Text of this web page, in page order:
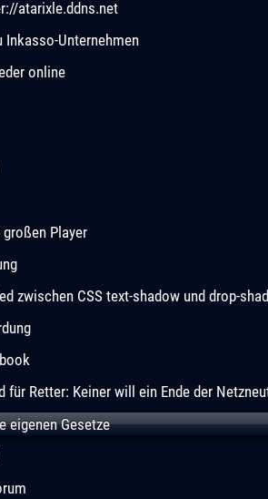
atarixle.ddns.net
Unternehmen
online
Player
zwischen CSS text-shadow und drop-
für Retter: Keiner will ein Ende der
eigenen Gesetze